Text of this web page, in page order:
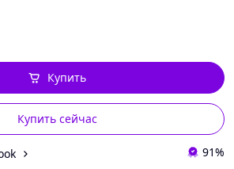
Купить сейчас
Купить
91%